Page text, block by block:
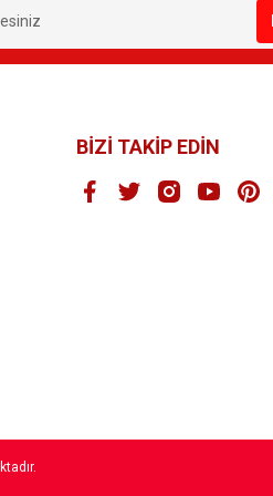
BİZİ TAKİP EDİN